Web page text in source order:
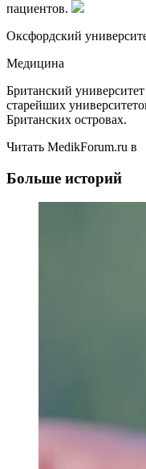
пациентов.
Оксфордский
Медицина
Британский
старейших
Британских островах.
Читать MedikForum.ru в
Больше историй